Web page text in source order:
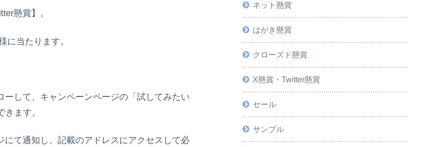
懸賞】。
に当たります。
ーして、キャンペーンページの「試してみたい
ます。
て通知し、記載のアドレスにアクセスして必
ネット懸賞
はがき懸賞
クローズド懸賞
X懸賞・Twitter懸賞
セール
サンプル